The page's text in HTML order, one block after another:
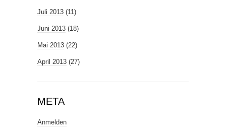
Juli 2013 (11)
Juni 2013 (18)
Mai 2013 (22)
April 2013 (27)
META
Anmelden